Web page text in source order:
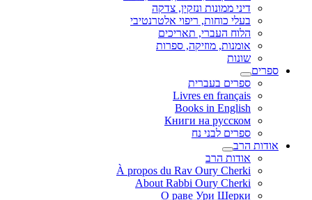
דיני ממונות ונזקין, צדקה
בעלי כוחות, ריפוי אלטרנטיבי
הלוח העברי, תאריכים
אומנות, מוזיקה, ספרות
שונות
ספרים
ספרים בעברית
Livres en français
Books in English
Книги на русском
ספרים לבני נח
אודות הרב
אודות הרב
À propos du Rav Oury Cherki
About Rabbi Oury Cherki
О раве Ури Шерки